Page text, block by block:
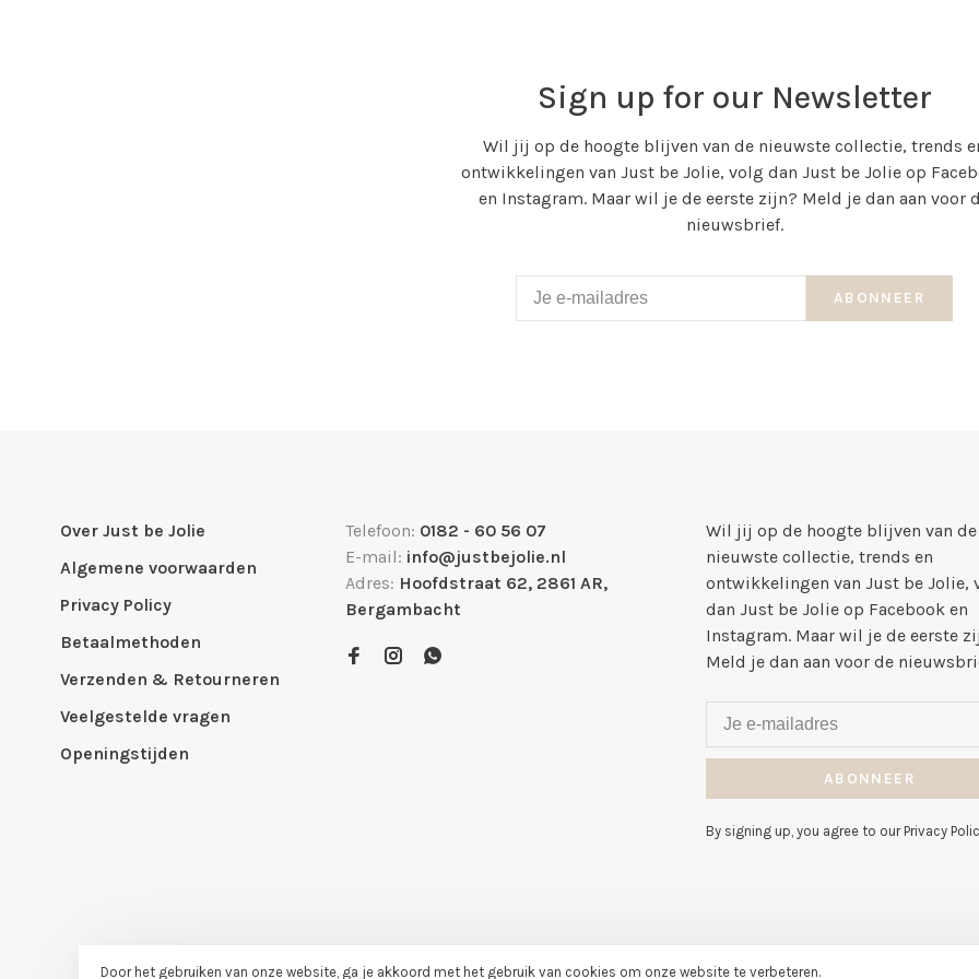
Sign up for our Newsletter
Wil jij op de hoogte blijven van de nieuwste collectie, trends
ontwikkelingen van Just be Jolie, volg dan Just be Jolie op
en Instagram. Maar wil je de eerste zijn? Meld je dan aan voor
nieuwsbrief.
ABONNEER
Over Just be Jolie
Algemene voorwaarden
Privacy Policy
Betaalmethoden
Verzenden & Retourneren
Veelgestelde vragen
Openingstijden
Telefoon: 0182 - 60 56 07
E-mail: info@justbejolie.nl
Adres: Hoofdstraat 62, 2861 AR,
Bergambacht
Wil jij op de hoogte blijven van de
nieuwste collectie, trends en
ontwikkelingen van Just be Jolie,
dan Just be Jolie op Facebook en
Instagram. Maar wil je de eerste
Meld je dan aan voor de
ABONNEER
By signing up, you agree to our Privacy
Door het gebruiken van onze website, ga je akkoord met het gebruik van cookies om onze website te verbeteren.